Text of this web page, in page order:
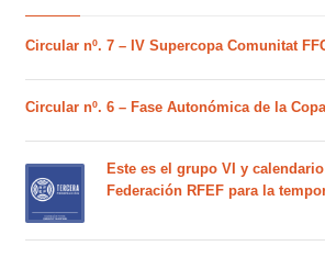
Circular nº. 7 – IV Supercopa Comunitat
Circular nº. 6 – Fase Autonómica de la
Este es el grupo VI y
Federación RFEF para la